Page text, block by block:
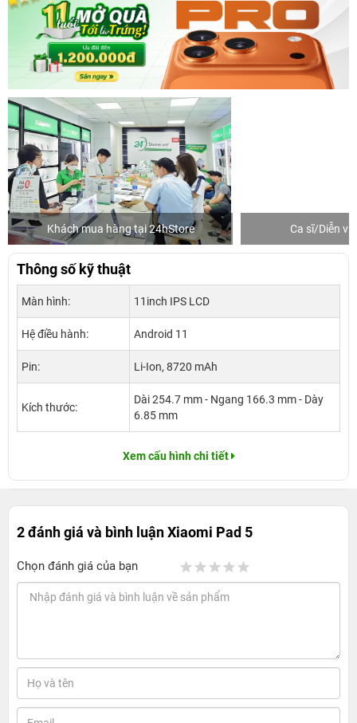
Khách mua hàng tại 24hStore Ca sĩ/Diễn
Thông số kỹ thuật
Màn hình: 11inch IPS LCD
Hệ điều hành: Android 11
Pin: Li-Ion, 8720 mAh
Kích thước:
Dài 254.7 mm - Ngang 166.3 mm - Dày
6.85 mm
Xem cấu hình chi tiết
2 đánh giá và bình luậnXiaomi Pad 5
Chọn đánh giá của bạn